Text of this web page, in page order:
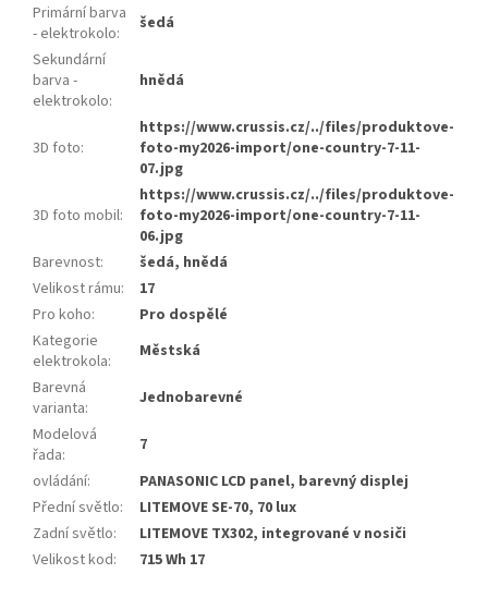
Primární barva
- elektrokolo:
šedá
Sekundární
barva -
elektrokolo:
hnědá
3D foto:
https://www.crussis.cz/../files/produktove-
foto-my2026-import/one-country-7-11-
07.jpg
3D foto mobil:
https://www.crussis.cz/../files/produktove-
foto-my2026-import/one-country-7-11-
06.jpg
Barevnost:
šedá, hnědá
Velikost rámu:
17
Pro koho:
Pro dospělé
Kategorie
elektrokola:
Městská
Barevná
varianta:
Jednobarevné
Modelová
řada:
7
ovládání:
PANASONIC LCD panel, barevný displej
Přední světlo:
LITEMOVE SE-70, 70 lux
Zadní světlo:
LITEMOVE TX302, integrované v nosiči
Velikost kod: 715 Wh 17